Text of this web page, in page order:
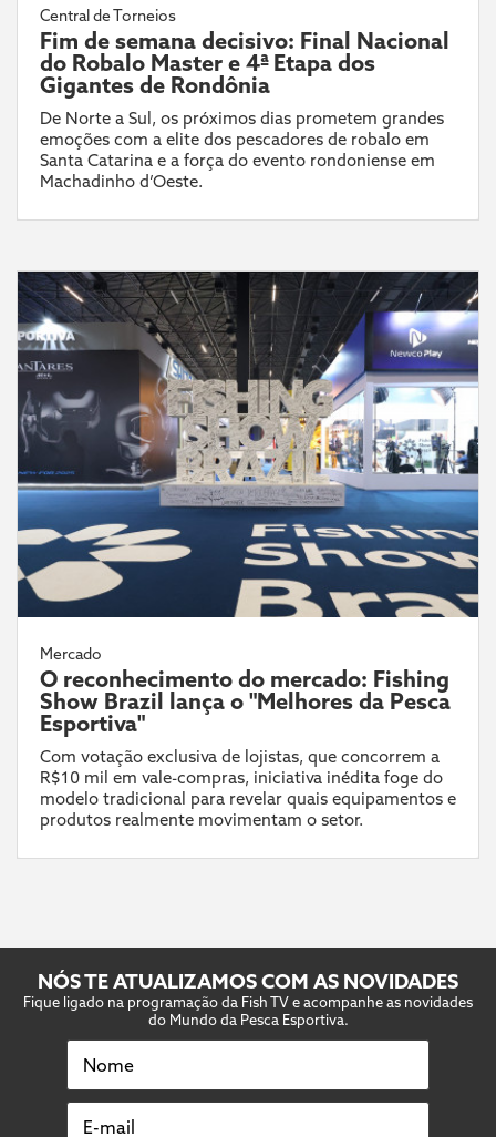
Central de Torneios
Fim de semana decisivo: Final Nacional
do Robalo Master e 4ª Etapa dos
Gigantes de Rondônia
De Norte a Sul, os próximos dias prometem grandes
emoções com a elite dos pescadores de robalo em
Santa Catarina e a força do evento rondoniense em
Machadinho d’Oeste.
Mercado
O reconhecimento do mercado: Fishing
Show Brazil lança o "Melhores da Pesca
Esportiva"
Com votação exclusiva de lojistas, que concorrem a
R$10 mil em vale-compras, iniciativa inédita foge do
modelo tradicional para revelar quais equipamentos e
produtos realmente movimentam o setor.
NÓS TE ATUALIZAMOS COM AS NOVIDADES
Fique ligado na programação da Fish TV e acompanhe as novidades
do Mundo da Pesca Esportiva.
Nome
E-mail